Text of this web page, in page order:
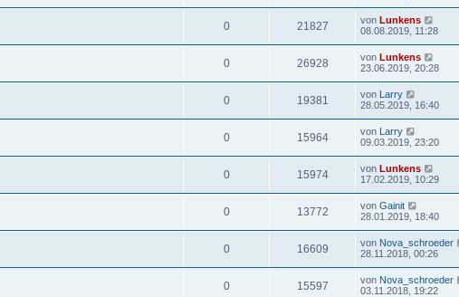
0 21827 von Lunkens
08.08.2019, 11:28
0 26928 von Lunkens
23.06.2019, 20:28
0 19381 von Larry
28.05.2019, 16:40
0 15964 von Larry
09.03.2019, 23:20
0 15974 von Lunkens
17.02.2019, 10:29
0 13772 von Gainit
28.01.2019, 18:40
0 16609 von Nova_schroeder
28.11.2018, 00:26
0 15597 von Nova_schroeder
03.11.2018, 19:22